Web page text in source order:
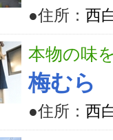
●住所： 西
本物の味
梅むら
●住所： 西